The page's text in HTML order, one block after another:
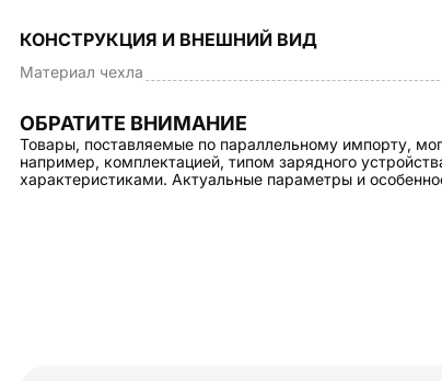
КОНСТРУКЦИЯ И ВНЕШНИЙ ВИД
Материал чехла
ОБРАТИТЕ ВНИМАНИЕ
Товары, поставляемые по параллельному импорту,
например, комплектацией, типом зарядного
характеристиками. Актуальные параметры и